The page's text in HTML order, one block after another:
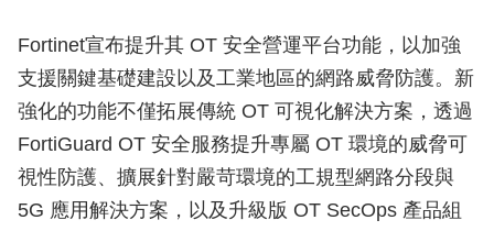
Fortinet宣布提升其 OT 安全營運平台功能，以加強
支援關鍵基礎建設以及工業地區的網路威脅防護。新
強化的功能不僅拓展傳統 OT 可視化解決方案，透過
FortiGuard OT 安全服務提升專屬 OT 環境的威脅可
視性防護、擴展針對嚴苛環境的工規型網路分段與
5G 應用解決方案，以及升級版 OT SecOps 產品組